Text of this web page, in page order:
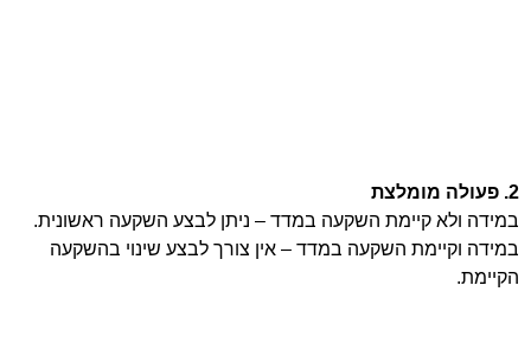
2. פעולה מומלצת
במידה ולא קיימת השקעה במדד – ניתן לבצע השקעה ראשונית.
במידה וקיימת השקעה במדד – אין צורך לבצע שינוי בהשקעה
הקיימת.